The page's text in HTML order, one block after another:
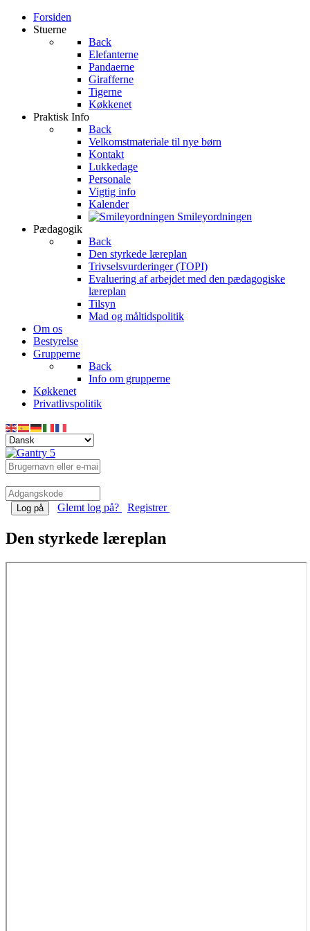
Forsiden
Stuerne
Back
Elefanterne
Pandaerne
Girafferne
Tigerne
Køkkenet
Praktisk Info
Back
Velkomstmateriale til nye børn
Kontakt
Lukkedage
Personale
Vigtig info
Kalender
Smileyordningen
Pædagogik
Back
Den styrkede læreplan
Trivselsvurderinger (TOPI)
Evaluering af arbejdet med den pædagogiske
læreplan
Tilsyn
Mad og måltidspolitik
Om os
Bestyrelse
Grupperne
Back
Info om grupperne
Køkkenet
Privatlivspolitik
Log på Glemt log på? Registrer
Den styrkede læreplan